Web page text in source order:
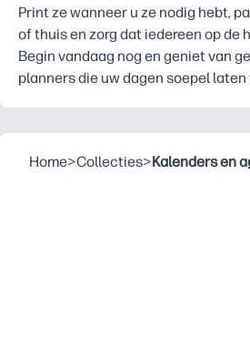
Print ze wanneer u ze nodig hebt,
of thuis en zorg dat iedereen op de
Begin vandaag nog en geniet van
planners die uw dagen soepel laten
Home>Collecties>Kalenders en